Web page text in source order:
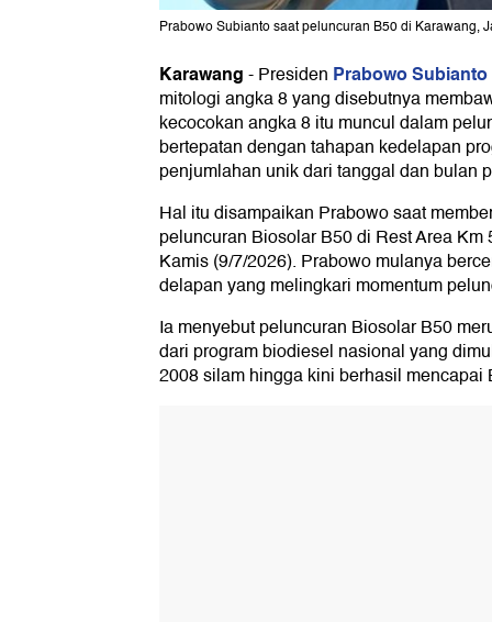
Prabowo Subianto saat peluncuran B50 di Karawang,
Karawang-Presiden Prabowo Subianto
mitologi angka 8 yang disebutnya
kecocokan angka 8 itu muncul dalam
bertepatan dengan tahapan kedelapan
penjumlahan unik dari tanggal dan bulan
Hal itu disampaikan Prabowo saat
peluncuran Biosolar B50 di Rest Area
Kamis (9/7/2026). Prabowo mulanya
delapan yang melingkari momentum
Ia menyebut peluncuran Biosolar B50
dari program biodiesel nasional yang
2008 silam hingga kini berhasil mencapai